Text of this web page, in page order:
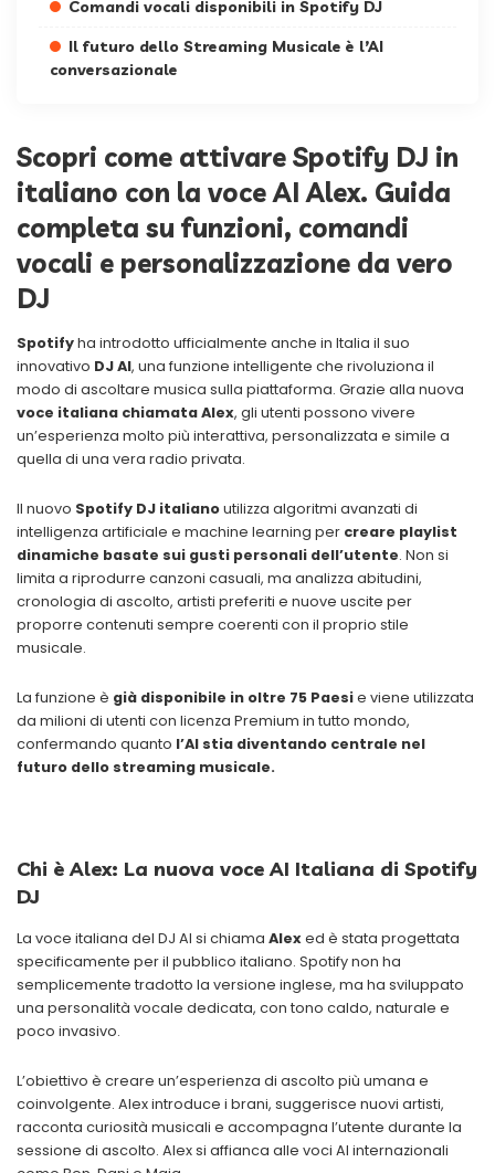
Comandi vocali disponibili in Spotify DJ
Il futuro dello Streaming Musicale è l’AI
conversazionale
Scopri come attivare Spotify DJ in
italiano con la voce AI Alex. Guida
completa su funzioni, comandi
vocali e personalizzazione da vero
DJ
Spotifyha introdotto ufficialmente anche in Italia il suo
innovativo DJ AI, una funzione intelligente che rivoluziona il
modo di ascoltare musica sulla piattaforma. Grazie alla nuova
voce italiana chiamata Alex, gli utenti possono vivere
un’esperienza molto più interattiva, personalizzata e simile a
quella di una vera radio privata.
Il nuovo Spotify DJ italianoutilizza algoritmi avanzati di
intelligenza artificiale e machine learning per creare playlist
dinamiche basate sui gusti personali dell’utente. Non si
limita a riprodurre canzoni casuali, ma analizza abitudini,
cronologia di ascolto, artisti preferiti e nuove uscite per
proporre contenuti sempre coerenti con il proprio stile
musicale.
La funzione è già disponibile in oltre 75 Paesie viene utilizzata
da milioni di utenti con licenza Premium in tutto mondo,
confermando quanto l’AI stia diventando centrale nel
futuro dello streaming musicale.
Chi è Alex: La nuova voce AI Italiana di Spotify
DJ
La voce italiana del DJ AI si chiama Alexed è stata progettata
specificamente per il pubblico italiano. Spotify non ha
semplicemente tradotto la versione inglese, ma ha sviluppato
una personalità vocale dedicata, con tono caldo, naturale e
poco invasivo.
L’obiettivo è creare un’esperienza di ascolto più umana e
coinvolgente. Alex introduce i brani, suggerisce nuovi artisti,
racconta curiosità musicali e accompagna l’utente durante la
sessione di ascolto. Alex si affianca alle voci AI internazionali